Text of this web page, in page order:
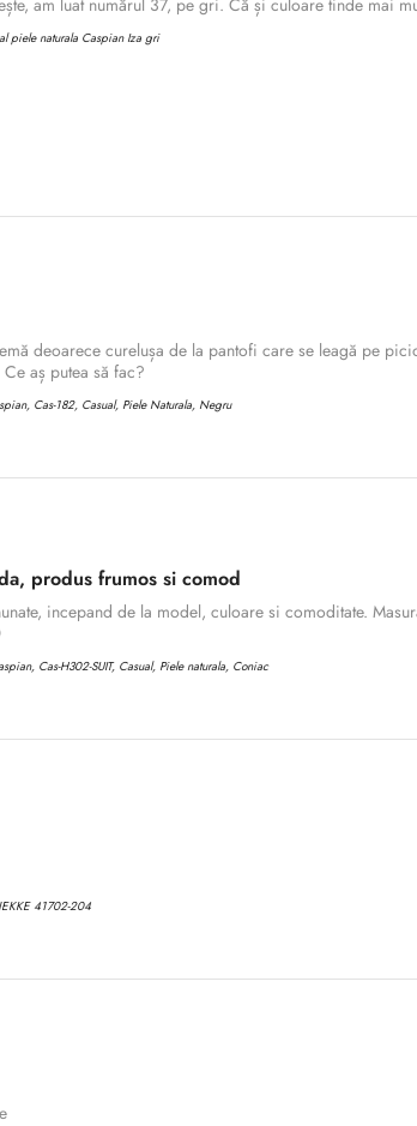
am luat numărul 37, pe gri. Că și culoare tinde mai
piele naturala Caspian Iza gri
deoarece curelușa de la pantofi care se leagă pe
aș putea să fac?
Cas-182, Casual, Piele Naturala, Negru
produs frumos si comod
incepand de la model, culoare si comoditate.
Cas-H302-SUIT, Casual, Piele naturala, Coniac
41702-204
Are you 18 years old or older?